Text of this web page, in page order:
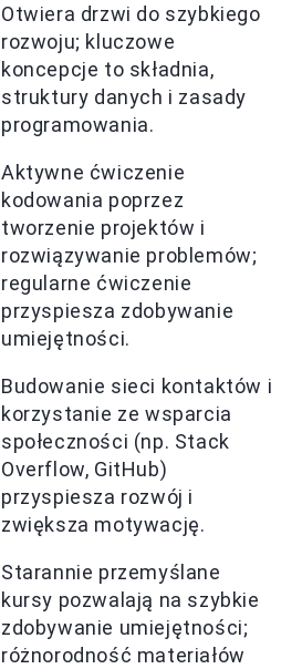
Otwiera drzwi do szybkiego
rozwoju; kluczowe
koncepcje to składnia,
struktury danych i zasady
programowania.
Aktywne ćwiczenie
kodowania poprzez
tworzenie projektów i
rozwiązywanie problemów;
regularne ćwiczenie
przyspiesza zdobywanie
umiejętności.
Budowanie sieci kontaktów i
korzystanie ze wsparcia
społeczności (np. Stack
Overflow, GitHub)
przyspiesza rozwój i
zwiększa motywację.
Starannie przemyślane
kursy pozwalają na szybkie
zdobywanie umiejętności;
różnorodność materiałów